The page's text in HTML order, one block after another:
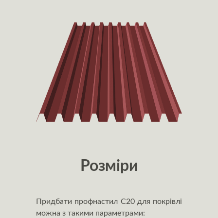
Розміри
Придбати профнастил С20 для покрівлі
можна з такими параметрами: